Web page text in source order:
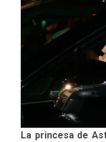
La princesa de